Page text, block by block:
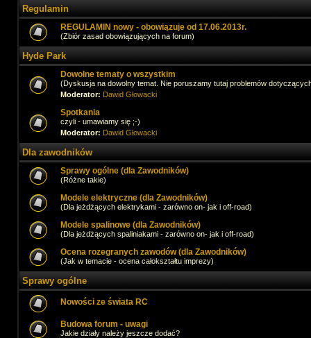
Regulamin
REGULAMIN nowy - obowiązuje od 17.06.2013r.
(Zbiór zasad obowiązujących na forum)
Hyde Park
Dowolne tematy o wszystkim
(Dyskusja na dowolny temat. Nie poruszamy tutaj problemów
Moderator: Dawid Głowacki
Spotkania
czyli - umawiamy się ;-)
Moderator: Dawid Głowacki
Dla zawodników
Sprawy ogólne (dla Zawodników)
(Różne takie)
Modele elektryczne (dla Zawodników)
(Dla jeżdżących elektrykami - zarówno on- jak i off-road)
Modele spalinowe (dla Zawodników)
(Dla jeżdżących spaliniakami - zarówno on- jak i off-road)
Ocena rozegranych zawodów (dla Zawodników)
(Jak w temacie - ocena całokształtu imprezy)
Sprawy ogólne
Nowości ze świata RC
Budowa forum - uwagi
Jakie działy należy jeszcze dodać?